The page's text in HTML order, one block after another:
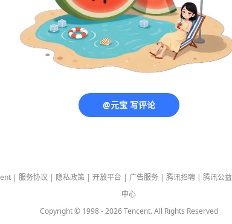
@元宝 写评论
| 服务协议 | 隐私政策 | 开放平台 | 广告服务 | 腾讯招聘 | 腾讯公益
中心
Copyright © 1998 -2026Tencent. All Rights Reserved